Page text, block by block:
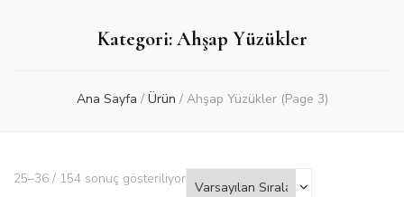
Workshop –
Atölye
Kategori: Ahşap Yüzükler
Ana Sayfa / Ürün / Ahşap Yüzükler(Page 3)
25–36 / 154 sonuç gösteriliyor